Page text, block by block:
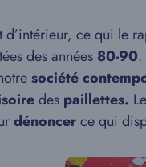
d’intérieur, ce qui le
des années 80-90
société
des paillettes.
dénoncerce qui